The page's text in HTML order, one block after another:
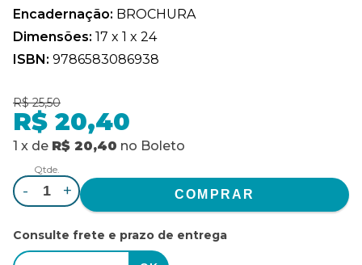
Encadernação: BROCHURA
Dimensões: 17 x 1 x 24
ISBN: 9786583086938
R$ 25,50
R$ 20,40
1 x de R$ 20,40 no Boleto
Qtde.
- +
Consulte frete e prazo de entrega